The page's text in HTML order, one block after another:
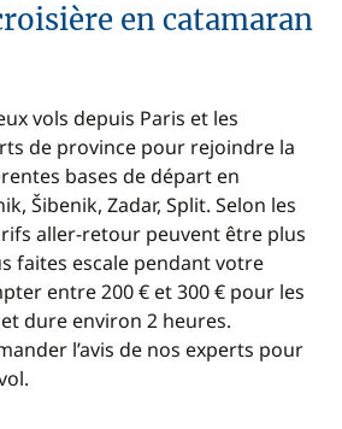
en catamaran
vols depuis Paris et les
de province pour rejoindre la
bases de départ en
Šibenik, Zadar, Split. Selon les
aller-retour peuvent être plus
faites escale pendant votre
entre 200 € et 300 € pour les
dure environ 2 heures.
l’avis de nos experts pour